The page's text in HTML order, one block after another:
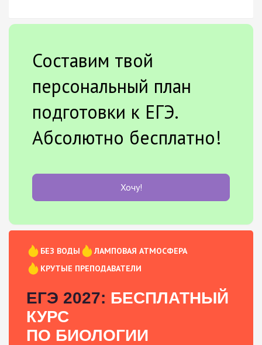
Составим твой
персональный план
подготовки к ЕГЭ.
Абсолютно бесплатно!
Хочу!
БЕЗ ВОДЫ
ЛАМПОВАЯ АТМОСФЕРА
КРУТЫЕ ПРЕПОДАВАТЕЛИ
ЕГЭ 2027: БЕСПЛАТНЫЙ
КУРС
ПО БИОЛОГИИ